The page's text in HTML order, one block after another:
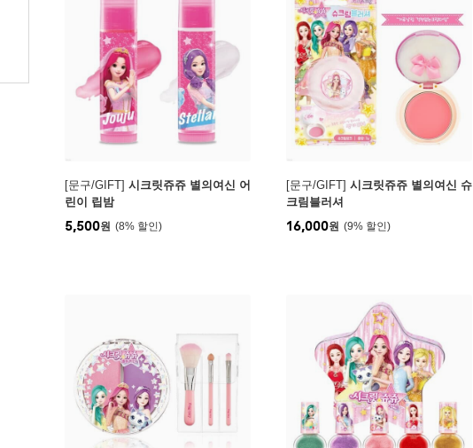
[문구/GIFT] 시크릿쥬쥬 별의여신 어
린이 립밤
8%
5,500원
[문구/GIFT] 시크릿쥬쥬 별의여신 슈
크림블러셔
9%
16,000원